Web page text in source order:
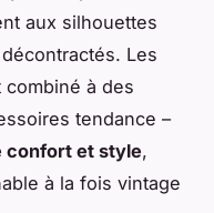
aux silhouettes
Les
à des
tendance –
confort et style,
à la fois vintage